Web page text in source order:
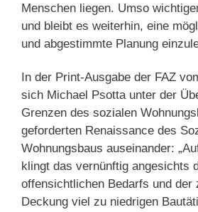
Menschen liegen. Umso
und bleibt es weiterhin, eine
und abgestimmte Planung
In der Print-Ausgabe der FAZ
sich Michael Psotta unter der
Grenzen des sozialen
geforderten Renaissance des
Wohnungsbaus auseinander:
klingt das vernünftig angesichts
offensichtlichen Bedarfs und der
Deckung viel zu niedrigen